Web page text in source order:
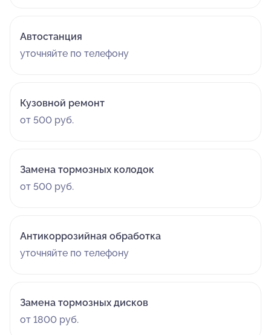
Автостанция
уточняйте по телефону
Кузовной ремонт
от 500 руб.
Замена тормозных колодок
от 500 руб.
Антикоррозийная обработка
уточняйте по телефону
Замена тормозных дисков
от 1800 руб.